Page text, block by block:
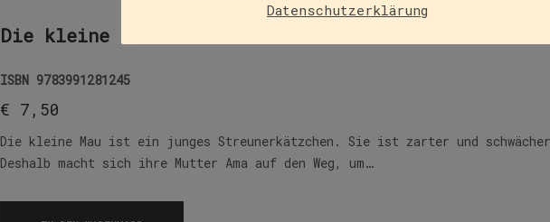
Die kleine Mau
ISBN 9783991281245
€ 7,50
Die kleine Mau ist ein junges Streunerkätzchen. Sie ist zarter und
Deshalb macht sich ihre Mutter Ama auf den Weg, um…
Datenschutzerklärung